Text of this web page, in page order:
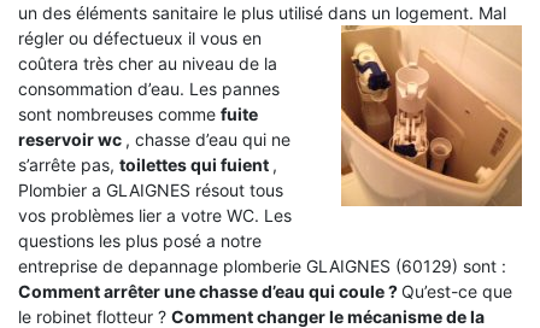
un des éléments sanitaire le plus utilisé dans un logement. Mal
régler ou défectueux il vous en
coûtera très cher au niveau de la
consommation d’eau. Les pannes
sont nombreuses comme fuite
reservoir wc , chasse d’eau qui ne
s’arrête pas, toilettes qui fuient ,
Plombier a GLAIGNES résout tous
vos problèmes lier a votre WC. Les
questions les plus posé a notre
entreprise de depannage plomberie GLAIGNES (60129) sont :
Comment arrêter une chasse d’eau qui coule ?Qu’est-ce que
le robinet flotteur ? Comment changer le mécanisme de la